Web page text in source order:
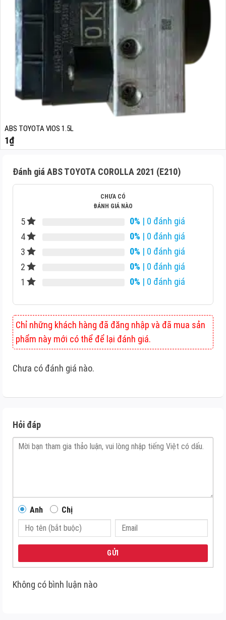
ABS TOYOTA VIOS 1.5L
1₫
Đánh giá ABS TOYOTA COROLLA 2021 (E210)
CHƯA CÓ
ĐÁNH GIÁ NÀO
5 0% | 0 đánh giá
4
0% | 0 đánh giá
3
0% | 0 đánh giá
2
0% | 0 đánh giá
1
0% | 0 đánh giá
Chỉ những khách hàng đã đăng nhập và đã mua sản
phẩm này mới có thể để lại đánh giá.
Chưa có đánh giá nào.
Hỏi đáp
Anh Chị
GỬI
Không có bình luận nào